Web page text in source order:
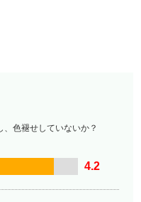
、色褪せしていないか？
4.2